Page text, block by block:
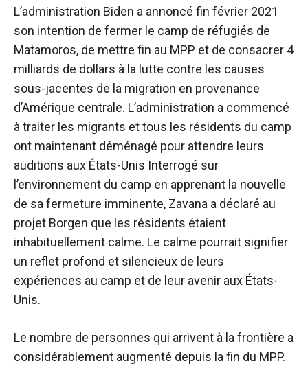
L’administration Biden a annoncé fin février 2021
son intention de fermer le camp de réfugiés de
Matamoros, de mettre fin au MPP et de consacrer 4
milliards de dollars à la lutte contre les causes
sous-jacentes de la migration en provenance
d’Amérique centrale. L’administration a commencé
à traiter les migrants et tous les résidents du camp
ont maintenant déménagé pour attendre leurs
auditions aux États-Unis Interrogé sur
l’environnement du camp en apprenant la nouvelle
de sa fermeture imminente, Zavana a déclaré au
projet Borgen que les résidents étaient
inhabituellement calme. Le calme pourrait signifier
un reflet profond et silencieux de leurs
expériences au camp et de leur avenir aux États-
Unis.
Le nombre de personnes qui arrivent à la frontière a
considérablement augmenté depuis la fin du MPP.